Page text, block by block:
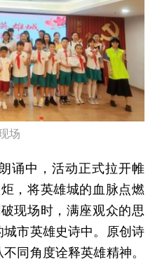
场
诵中，活动正式拉开帷
，将英雄城的血脉点燃
现场时，满座观众的思
市英雄史诗中。原创诗
同角度诠释英雄精神。